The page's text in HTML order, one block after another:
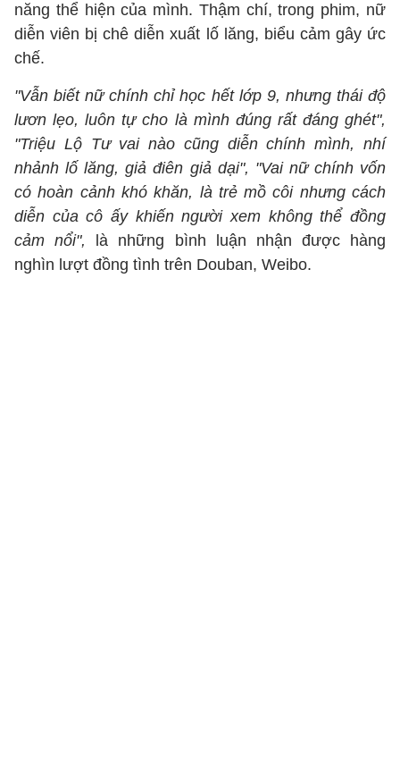
năng thể hiện của mình. Thậm chí, trong phim, nữ
diễn viên bị chê diễn xuất lố lăng, biểu cảm gây ức
chế.
"Vẫn biết nữ chính chỉ học hết lớp 9, nhưng thái độ
lươn lẹo, luôn tự cho là mình đúng rất đáng ghét",
"Triệu Lộ Tư vai nào cũng diễn chính mình, nhí
nhảnh lố lăng, giả điên giả dại", "Vai nữ chính vốn
có hoàn cảnh khó khăn, là trẻ mồ côi nhưng cách
diễn của cô ấy khiến người xem không thể đồng
cảm nổi",
là những bình luận nhận được hàng
nghìn lượt đồng tình trên Douban, Weibo.